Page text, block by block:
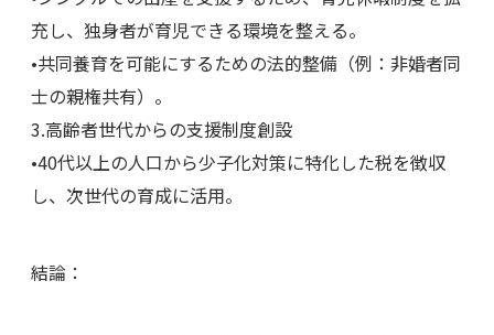
充し、独身者が育児できる環境を整える。
•共同養育を可能にするための法的整備（例：非婚者同
士の親権共有）。
3.高齢者世代からの支援制度創設
•40代以上の人口から少子化対策に特化した税を徴収
し、次世代の育成に活用。
結論：